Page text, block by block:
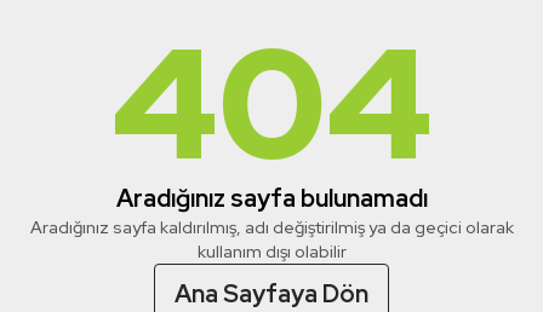
404
Aradığınız sayfa bulunamadı
Aradığınız sayfa kaldırılmış, adı değiştirilmiş ya da geçici olarak
kullanım dışı olabilir
Ana Sayfaya Dön